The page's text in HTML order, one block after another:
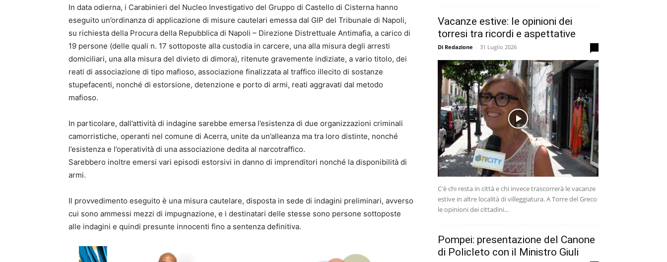
In data odierna, i Carabinieri del Nucleo Investigativo del Gruppo di Castello di Cisterna hanno
eseguito un’ordinanza di applicazione di misure cautelari emessa dal GIP del Tribunale di Napoli,
su richiesta della Procura della Repubblica di Napoli – Direzione Distrettuale Antimafia, a carico di
19 persone (delle quali n. 17 sottoposte alla custodia in carcere, una alla misura degli arresti
domiciliari, una alla misura del divieto di dimora), ritenute gravemente indiziate, a vario titolo, dei
reati di associazione di tipo mafioso, associazione finalizzata al traffico illecito di sostanze
stupefacenti, nonché di estorsione, detenzione e porto di armi, reati aggravati dal metodo
mafioso.
In particolare, dall’attività di indagine sarebbe emersa l’esistenza di due organizzazioni criminali
camorristiche, operanti nel comune di Acerra, unite da un’alleanza ma tra loro distinte, nonché
l’esistenza e l’operatività di una associazione dedita al narcotraffico.
Sarebbero inoltre emersi vari episodi estorsivi in danno di imprenditori nonché la disponibilità di
armi.
Il provvedimento eseguito è una misura cautelare, disposta in sede di indagini preliminari, avverso
cui sono ammessi mezzi di impugnazione, e i destinatari delle stesse sono persone sottoposte
alle indagini e quindi presunte innocenti fino a sentenza definitiva.
Vacanze estive: le opinioni dei
torresi tra ricordi e aspettative
Di Redazione - 31 Luglio 2026
C'è chi resta in città e chi invece trascorrerà le vacanze
estive in altre località di villeggiatura. A Torre del Greco
le opinioni dei cittadini...
Pompei: presentazione del Canone
di Policleto con il Ministro Giuli